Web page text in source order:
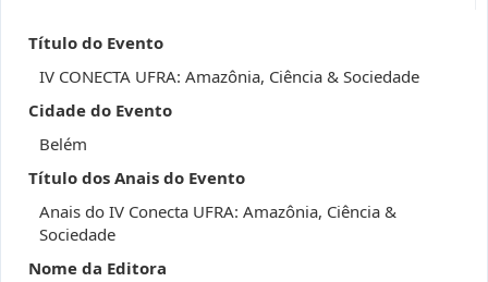
Título do Evento
IV CONECTA UFRA: Amazônia, Ciência & Sociedade
Cidade do Evento
Belém
Título dos Anais do Evento
Anais do IV Conecta UFRA: Amazônia, Ciência &
Sociedade
Nome da Editora